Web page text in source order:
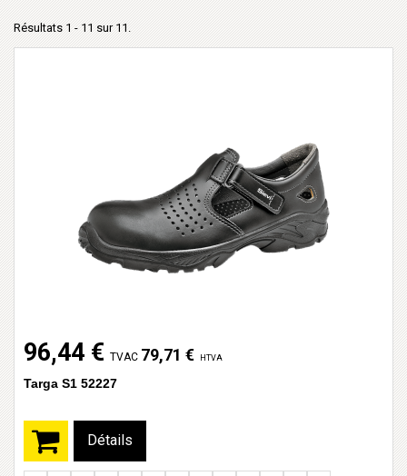
Résultats 1 - 11 sur 11.
96,44 € TVAC 79,71 € HTVA
Targa S1 52227
Détails